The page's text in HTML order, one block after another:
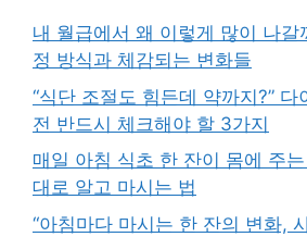
내 월급에서 왜 이렇게 많이 나갈
정 방식과 체감되는 변화들
“식단 조절도 힘든데 약까지?” 다
전 반드시 체크해야 할 3가지
매일 아침 식초 한 잔이 몸에 주
대로 알고 마시는 법
“아침마다 마시는 한 잔의 변화,